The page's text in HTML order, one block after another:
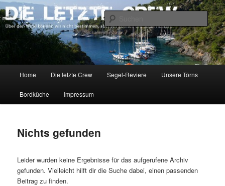
Zum
primären
Inhalt
springen
Zum
sekundären
Inhalt
springen DIE LETZTE CREW
Über den Wind können wir nicht bestimmen, aber wir können die Segel
richten.
Home Die letzte Crew Segel-Reviere Unsere Törns
Bordküche Impressum
Nichts gefunden
Leider wurden keine Ergebnisse für das aufgerufene Archiv
gefunden. Vielleicht hilft dir die Suche dabei, einen passenden
Beitrag zu finden.